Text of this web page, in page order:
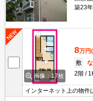
築23年
画像：17枚
8万円
敷
2階
インターネット上の物件
ます♪お気軽にお問合せ